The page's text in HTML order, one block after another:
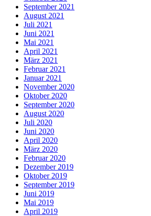
September 2021
August 2021
Juli 2021
Juni 2021
Mai 2021
April 2021
März 2021
Februar 2021
Januar 2021
November 2020
Oktober 2020
September 2020
August 2020
Juli 2020
Juni 2020
April 2020
März 2020
Februar 2020
Dezember 2019
Oktober 2019
September 2019
Juni 2019
Mai 2019
April 2019